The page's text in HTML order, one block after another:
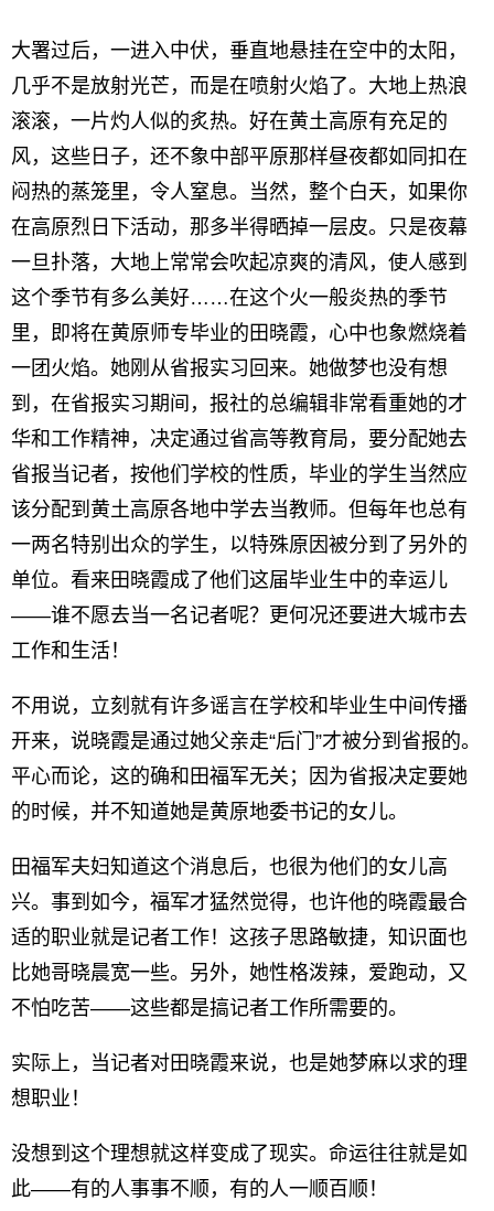
大署过后，一进入中伏，垂直地悬挂在空中的太阳，
几乎不是放射光芒，而是在喷射火焰了。大地上热浪
滚滚，一片灼人似的炙热。好在黄土高原有充足的
风，这些日子，还不象中部平原那样昼夜都如同扣在
闷热的蒸笼里，令人窒息。当然，整个白天，如果你
在高原烈日下活动，那多半得晒掉一层皮。只是夜幕
一旦扑落，大地上常常会吹起凉爽的清风，使人感到
这个季节有多么美好……在这个火一般炎热的季节
里，即将在黄原师专毕业的田晓霞，心中也象燃烧着
一团火焰。她刚从省报实习回来。她做梦也没有想
到，在省报实习期间，报社的总编辑非常看重她的才
华和工作精神，决定通过省高等教育局，要分配她去
省报当记者，按他们学校的性质，毕业的学生当然应
该分配到黄土高原各地中学去当教师。但每年也总有
一两名特别出众的学生，以特殊原因被分到了另外的
单位。看来田晓霞成了他们这届毕业生中的幸运儿
——谁不愿去当一名记者呢？更何况还要进大城市去
工作和生活！
不用说，立刻就有许多谣言在学校和毕业生中间传播
开来，说晓霞是通过她父亲走“后门”才被分到省报的。
平心而论，这的确和田福军无关；因为省报决定要她
的时候，并不知道她是黄原地委书记的女儿。
田福军夫妇知道这个消息后，也很为他们的女儿高
兴。事到如今，福军才猛然觉得，也许他的晓霞最合
适的职业就是记者工作！这孩子思路敏捷，知识面也
比她哥晓晨宽一些。另外，她性格泼辣，爱跑动，又
不怕吃苦——这些都是搞记者工作所需要的。
实际上，当记者对田晓霞来说，也是她梦麻以求的理
想职业！
没想到这个理想就这样变成了现实。命运往往就是如
此——有的人事事不顺，有的人一顺百顺！